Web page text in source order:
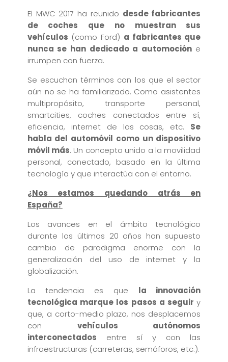
El MWC 2017 ha reunido desde fabricantes
de coches que no muestran sus
vehículos (como Ford) a fabricantes que
nunca se han dedicado a automocióne
irrumpen con fuerza.
Se escuchan términos con los que el sector
aún no se ha familiarizado. Como asistentes
multipropósito, transporte personal,
smartcities, coches conectados entre sí,
eficiencia, internet de las cosas, etc. Se
habla del automóvil como un dispositivo
móvil más. Un concepto unido a la movilidad
personal, conectado, basado en la última
tecnología y que interactúa con el entorno.
¿Nos estamos quedando atrás en
España?
Los avances en el ámbito tecnológico
durante los últimos 20 años han supuesto
cambio de paradigma enorme con la
generalización del uso de internet y la
globalización.
La tendencia es que la innovación
tecnológica marque los pasos a seguiry
que, a corto-medio plazo, nos desplacemos
con vehículos autónomos
interconectados entre sí y con las
infraestructuras (carreteras, semáforos, etc.).